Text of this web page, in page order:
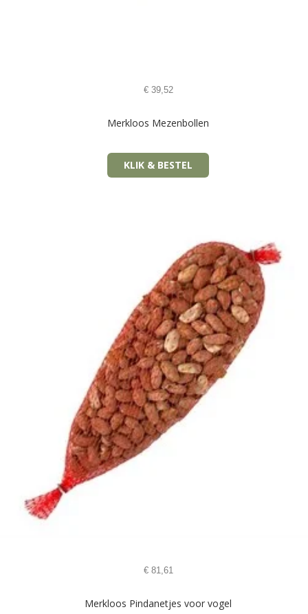
€39,52
Merkloos Mezenbollen
KLIK & BESTEL
€81,61
Merkloos Pindanetjes voor vogel